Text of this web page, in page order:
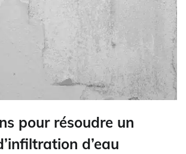
pour résoudre un
d’eau